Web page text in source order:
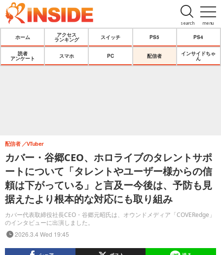
menu
search
ホーム
アクセス
ランキング
スイッチ PS5 PS4
読者
アンケート
スマホ PC 配信者
インサイドちゃ
ん
カバー・谷郷CEO、ホロライブのタレントサポ
ートについて「タレントやユーザー様からの信
頼は下がっている」と言及ー今後は、予防も見
据えたより根本的な対応にも取り組み
カバー代表取締役社長CEO・谷郷元昭氏は、オウンドメディア「COVERedge」
のインタビューに出演しました。
配信者 VTuber
2026.3.4 Wed 19:45